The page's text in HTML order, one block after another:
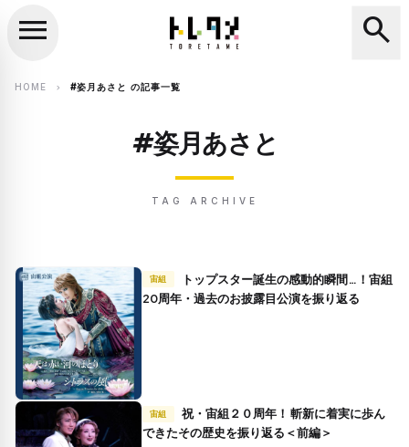
search
menu search
HOME chevron_right #姿月あさと の記事一覧
#姿月あさと
TAG ARCHIVE
宙組
20周年・過去のお披露目公演を振り返る
宙組
できたその歴史を振り返る＜前編＞